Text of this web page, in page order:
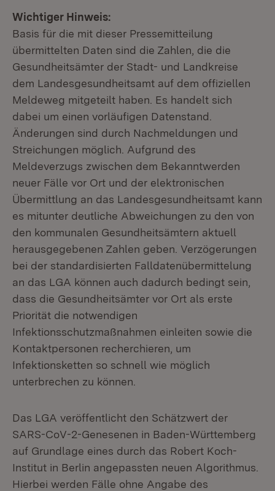
Wichtiger Hinweis:
Basis für die mit dieser Pressemitteilung
übermittelten Daten sind die Zahlen, die die
Gesundheitsämter der Stadt- und Landkreise
dem Landesgesundheitsamt auf dem offiziellen
Meldeweg mitgeteilt haben. Es handelt sich
dabei um einen vorläufigen Datenstand.
Änderungen sind durch Nachmeldungen und
Streichungen möglich. Aufgrund des
Meldeverzugs zwischen dem Bekanntwerden
neuer Fälle vor Ort und der elektronischen
Übermittlung an das Landesgesundheitsamt kann
es mitunter deutliche Abweichungen zu den von
den kommunalen Gesundheitsämtern aktuell
herausgegebenen Zahlen geben. Verzögerungen
bei der standardisierten Falldatenübermittelung
an das LGA können auch dadurch bedingt sein,
dass die Gesundheitsämter vor Ort als erste
Priorität die notwendigen
Infektionsschutzmaßnahmen einleiten sowie die
Kontaktpersonen recherchieren, um
Infektionsketten so schnell wie möglich
unterbrechen zu können.
Das LGA veröffentlicht den Schätzwert der
SARS-CoV-2-Genesenen in Baden-Württemberg
auf Grundlage eines durch das Robert Koch-
Institut in Berlin angepassten neuen Algorithmus.
Hierbei werden Fälle ohne Angabe des